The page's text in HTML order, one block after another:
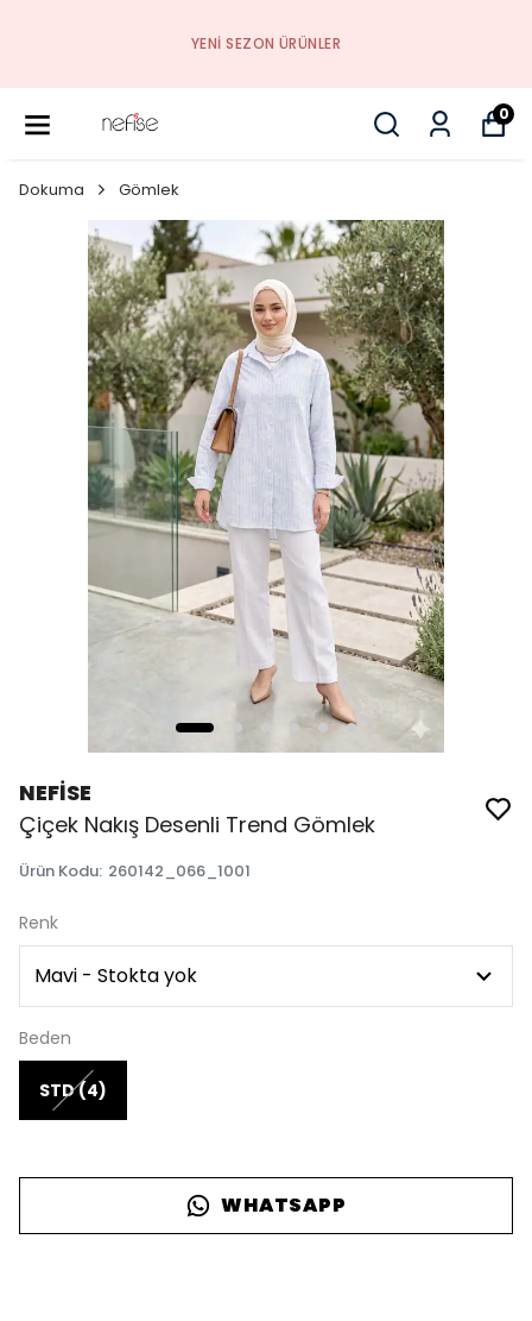
YENI SEZON ÜRÜNLER
0
Dokuma Gömlek
NEFİSE
Çiçek Nakış Desenli Trend Gömlek
Ürün Kodu: 260142_066_1001
Renk
Beden
STD (4)
WHATSAPP